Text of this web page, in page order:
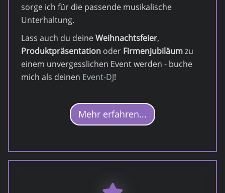
sorge ich für die passende musikalische
Unterhaltung.
Lass auch du deineWeihnachtsfeier,
Produktpräsentation oder Firmenjubiläumzu
einem unvergesslichen Event werden - buche
mich als deinen Event-DJ!
Mehr erfahren...